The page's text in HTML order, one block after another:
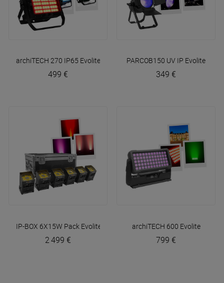
archiTECH 270 IP65 Evolite
499 €
PARCOB150 UV IP Evolite
349 €
IP-BOX 6X15W Pack Evolite
2 499 €
archiTECH 600 Evolite
799 €